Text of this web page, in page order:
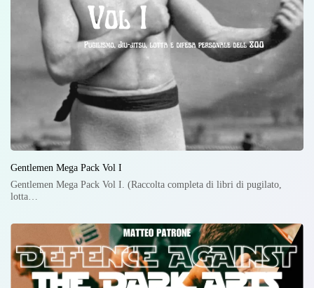
Gentlemen Mega Pack Vol I
Gentlemen Mega Pack Vol I. (Raccolta completa di libri di pugilato,
lotta…